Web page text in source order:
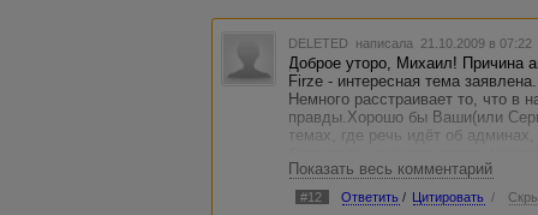
DELETED написала 21.10.2009 в
Доброе уторо, Михаил! Причина
Firze - интересная тема заявлена.
Немного расстраивает то, что в
правды.Хорошо бы Ваши(или
темах, где речь идёт об
тем на форумах.И обстановка
последнее время.
Показать весь комментарий
#12 Ответить / Цитировать /